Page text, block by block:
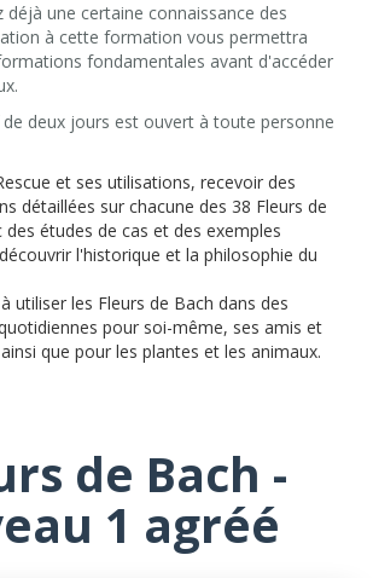
déjà une certaine connaissance des
à cette formation vous permettra
fondamentales avant d'accéder
deux jours est ouvert à toute personne
et ses utilisations, recevoir des
détaillées sur chacune des 38 Fleurs de
des études de cas et des exemples
l'historique et la philosophie du
utiliser les Fleurs de Bach dans des
pour soi-même, ses amis et
que pour les plantes et les animaux.
de Bach -
1 agréé